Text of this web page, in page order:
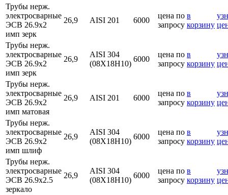
Трубы нерж.
электросварные
ЭСВ 26.9х2
имп зерк
26,9 AISI 201 6000
цена по
запросу
в
корзину
Трубы нерж.
электросварные
ЭСВ 26.9х2
имп зерк
26,9
AISI 304
(08Х18Н10)
6000
цена по
запросу
в
корзину
Трубы нерж.
электросварные
ЭСВ 26.9х2
имп матовая
26,9 AISI 201 6000
цена по
запросу
в
корзину
Трубы нерж.
электросварные
ЭСВ 26.9х2
имп шлиф
26,9
AISI 304
(08Х18Н10)
6000
цена по
запросу
в
корзину
Трубы нерж.
электросварные
ЭСВ 26.9х2.5
зеркало
26,9
AISI 304
(08Х18Н10)
6000
цена по
запросу
в
корзину